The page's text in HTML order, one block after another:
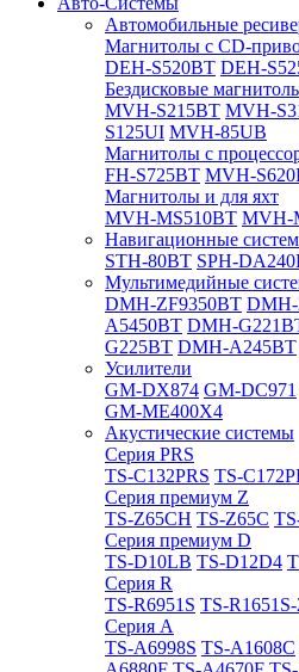
Автомобильные
Магнитолы с CD-
DEH-S520BT DEH-
Бездисковые
MVH-S215BT MVH-
S125UI MVH-85UB
Магнитолы с
FH-S725BT MVH-
Магнитолы и для яхт
MVH-MS510BT MVH-
Навигационные
STH-80BT SPH-
Мультимедийные
DMH-ZF9350BT
A5450BT DMH-
G225BT DMH-A245BT
Усилители
GM-DX874 GM-DC971
GM-ME400X4
Акустические системы
Cерия PRS
TS-C132PRS TS-
Cерия премиум Z
TS-Z65CH TS-Z65C
Cерия премиум D
TS-D10LB TS-D12D4
Cерия R
TS-R6951S TS-R1651S-
Cерия A
TS-A6998S TS-A1608C